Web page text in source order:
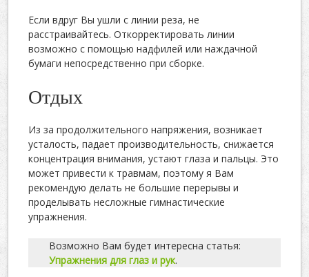
Если вдруг Вы ушли с линии реза, не
расстраивайтесь. Откорректировать линии
возможно с помощью надфилей или наждачной
бумаги непосредственно при сборке.
Отдых
Из за продолжительного напряжения, возникает
усталость, падает производительность, снижается
концентрация внимания, устают глаза и пальцы. Это
может привести к травмам, поэтому я Вам
рекомендую делать не большие перерывы и
проделывать несложные гимнастические
упражнения.
Возможно Вам будет интересна статья:
Упражнения для глаз и рук.